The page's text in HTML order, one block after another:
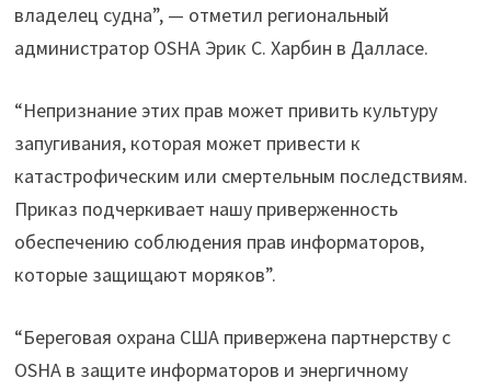
владелец судна”, — отметил региональный
администратор OSHA Эрик С. Харбин в Далласе.
“Непризнание этих прав может привить культуру
запугивания, которая может привести к
катастрофическим или смертельным последствиям.
Приказ подчеркивает нашу приверженность
обеспечению соблюдения прав информаторов,
которые защищают моряков”.
“Береговая охрана США привержена партнерству с
OSHA в защите информаторов и энергичному